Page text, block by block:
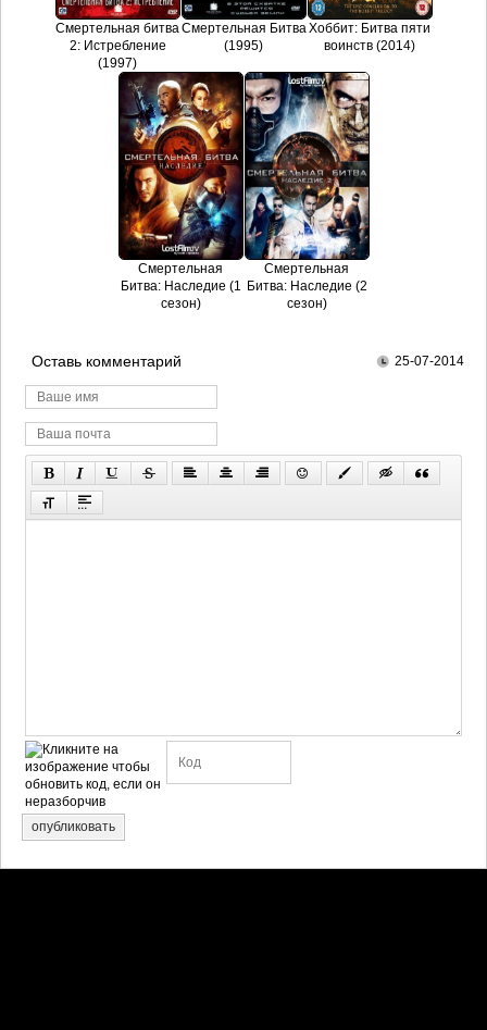
Смертельная битва
2: Истребление
(1997)
Смертельная Битва
(1995)
Хоббит: Битва пяти
воинств (2014)
Смертельная
Битва: Наследие (1
сезон)
Смертельная
Битва: Наследие (2
сезон)
Оставь комментарий 25-07-2014
опубликовать